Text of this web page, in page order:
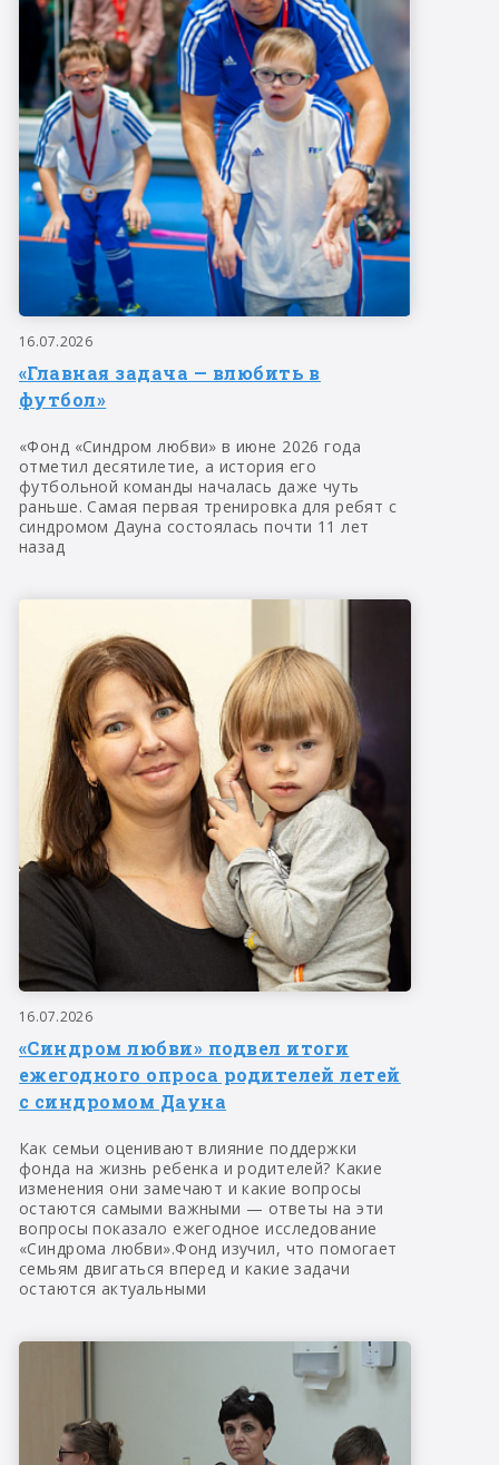
16.07.2026
«Главная задача — влюбить в
футбол»
«Фонд «Синдром любви» в июне 2026 года
отметил десятилетие, а история его
футбольной команды началась даже чуть
раньше. Самая первая тренировка для ребят с
синдромом Дауна состоялась почти 11 лет
назад
16.07.2026
«Синдром любви» подвел итоги
ежегодного опроса родителей летей
с синдромом Дауна
Как семьи оценивают влияние поддержки
фонда на жизнь ребенка и родителей? Какие
изменения они замечают и какие вопросы
остаются самыми важными — ответы на эти
вопросы показало ежегодное исследование
«Синдрома любви».Фонд изучил, что помогает
семьям двигаться вперед и какие задачи
остаются актуальными